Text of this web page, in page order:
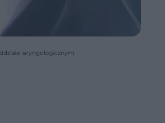
laryngologicznym.